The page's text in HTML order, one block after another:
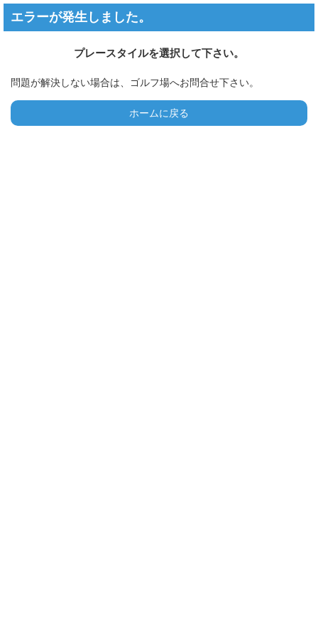
エラーが発生しました。
プレースタイルを選択して下さい。
問題が解決しない場合は、ゴルフ場へお問合せ下さい。
ホームに戻る